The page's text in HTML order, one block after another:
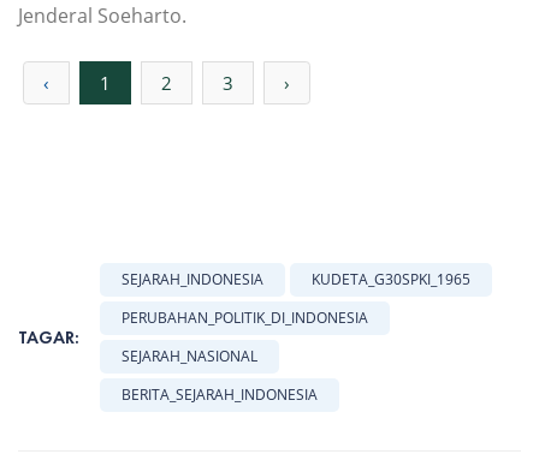
Jenderal Soeharto.
‹ 1 2 3 ›
TAGAR:
SEJARAH_INDONESIA
KUDETA_G30SPKI_1965
PERUBAHAN_POLITIK_DI_INDONESIA
SEJARAH_NASIONAL
BERITA_SEJARAH_INDONESIA